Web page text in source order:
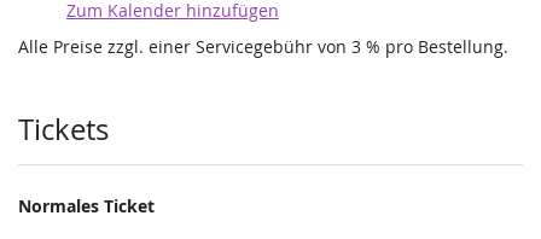
Zum Kalender hinzufügen
Alle Preise zzgl. einer Servicegebühr von 3 % pro Bestellung.
Produkte
Tickets
Normales Ticket